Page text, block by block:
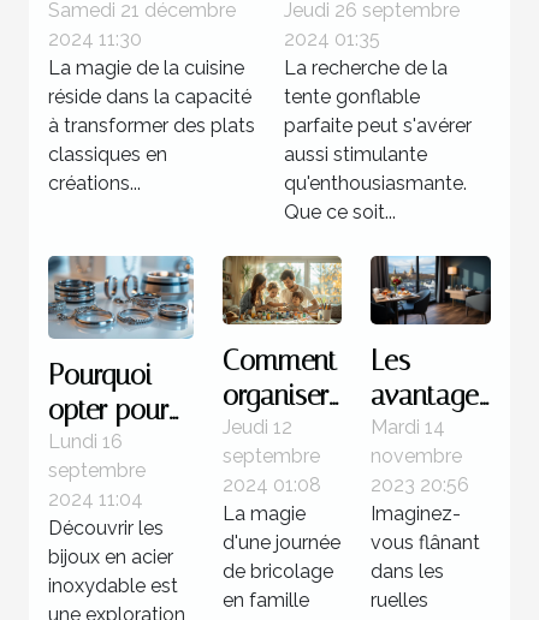
votre gravlax à la
betterave avec
des épices
locales
Samedi 21 décembre
2024 11:30
La magie de la cuisine
réside dans la capacité
à transformer des plats
classiques en
créations...
gonflable pour
votre prochain
événement
Jeudi 26 septembre
2024 01:35
La recherche de la
tente gonflable
parfaite peut s'avérer
aussi stimulante
qu'enthousiasmante.
Que ce soit...
Pourquoi
opter pour
des bijoux
en acier
inoxydable
?
Lundi 16
septembre
2024 11:04
Découvrir les
bijoux en acier
inoxydable est
une exploration
Comment
organiser
une
journée
de
bricolage
familiale
réussie
Jeudi 12
septembre
2024 01:08
La magie
d'une journée
de bricolage
en famille
Les
avantages
de
séjourner
dans un
hôtel 3
étoiles à
Paris
Mardi 14
novembre
2023 20:56
Imaginez-
vous flânant
dans les
ruelles